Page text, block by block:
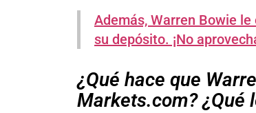
Además, Warren Bowie
su depósito. ¡No
¿Qué hace que
Markets.com? ¿Qué